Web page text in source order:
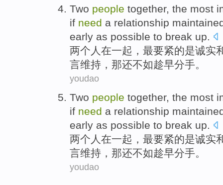
Two people together, the most
if need a relationship
early as possible to break up.
两个人 在一起 ， 最要紧的是诚实
言维持 ， 那还不如趁早分手。
youdao
Two people together, the most
if need a relationship
early as possible to break up.
两个人 在一起 ， 最要紧的是诚实
言维持 ， 那还不如趁早分手。
youdao